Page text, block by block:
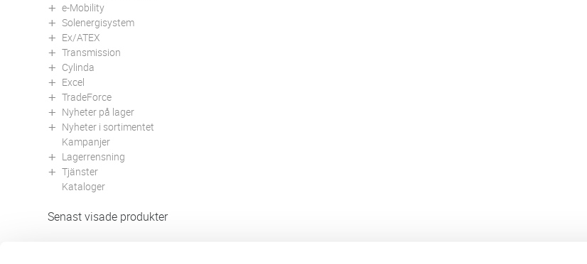
e-Mobility
Solenergisystem
Ex/ATEX
Transmission
Cylinda
Excel
TradeForce
Nyheter på lager
Nyheter i sortimentet
Kampanjer
Lagerrensning
Tjänster
Kataloger
Senast visade produkter